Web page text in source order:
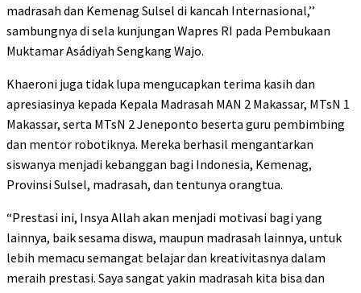
madrasah dan Kemenag Sulsel di kancah Internasional,’’
sambungnya di sela kunjungan Wapres RI pada Pembukaan
Muktamar Asádiyah Sengkang Wajo.
Khaeroni juga tidak lupa mengucapkan terima kasih dan
apresiasinya kepada Kepala Madrasah MAN 2 Makassar, MTsN 1
Makassar, serta MTsN 2 Jeneponto beserta guru pembimbing
dan mentor robotiknya. Mereka berhasil mengantarkan
siswanya menjadi kebanggan bagi Indonesia, Kemenag,
Provinsi Sulsel, madrasah, dan tentunya orangtua.
“Prestasi ini, Insya Allah akan menjadi motivasi bagi yang
lainnya, baik sesama diswa, maupun madrasah lainnya, untuk
lebih memacu semangat belajar dan kreativitasnya dalam
meraih prestasi. Saya sangat yakin madrasah kita bisa dan